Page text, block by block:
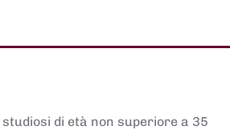
di età non superiore a 35